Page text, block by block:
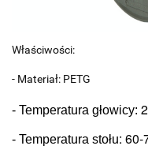
Właściwości:
- Materiał: PETG
- Temperatura głowicy:
- Temperatura stołu: 60-